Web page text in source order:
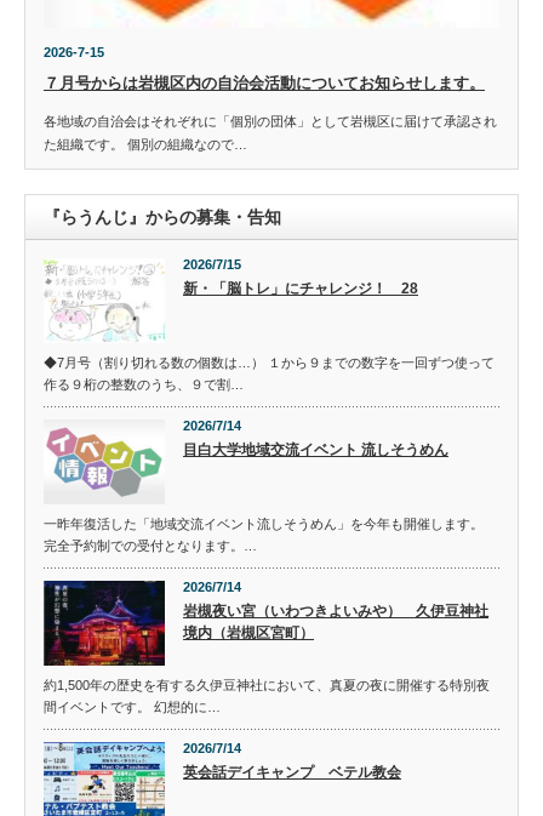
2026-7-15
７月号からは岩槻区内の自治会活動についてお知らせします。
各地域の自治会はそれぞれに「個別の団体」として岩槻区に届けて承認され
た組織です。 個別の組織なので…
『らうんじ』からの募集・告知
2026/7/15
新・「脳トレ」にチャレンジ！ 28
◆7月号（割り切れる数の個数は…） １から９までの数字を一回ずつ使って
作る９桁の整数のうち、９で割…
2026/7/14
目白大学地域交流イベント 流しそうめん
一昨年復活した「地域交流イベント流しそうめん」を今年も開催します。
完全予約制での受付となります。…
2026/7/14
岩槻夜い宮（いわつきよいみや） 久伊豆神社
境内（岩槻区宮町）
約1,500年の歴史を有する久伊豆神社において、真夏の夜に開催する特別夜
間イベントです。 幻想的に…
2026/7/14
英会話デイキャンプ ベテル教会